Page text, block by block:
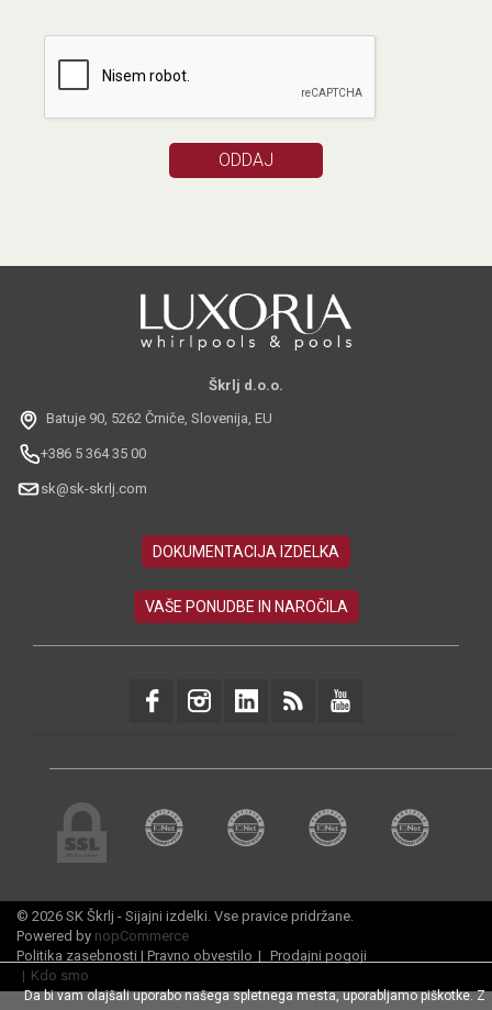
Škrlj d.o.o.
Batuje 90, 5262 Črniče, Slovenija, EU
+386 5 364 35 00
sk@sk-skrlj.com
© 2026 SK Škrlj - Sijajni izdelki. Vse pravice pridržane.
Powered by nopCommerce
Politika zasebnosti | Pravno obvestilo | Prodajni pogoji
| Kdo smo
Da bi vam olajšali uporabo našega spletnega mesta, uporabljamo piškotke. Z